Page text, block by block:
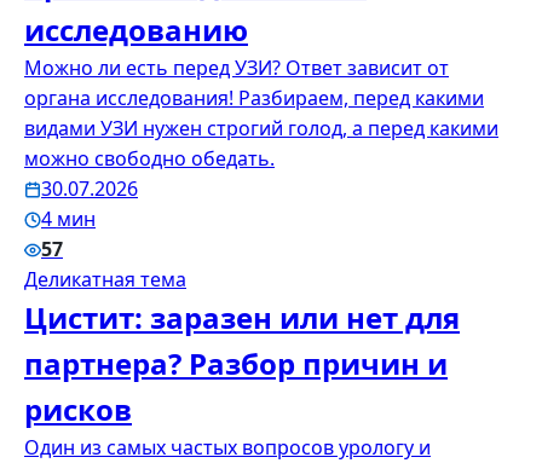
исследованию
Можно ли есть перед УЗИ? Ответ зависит от
органа исследования! Разбираем, перед какими
видами УЗИ нужен строгий голод, а перед какими
можно свободно обедать.
30.07.2026
4 мин
57
Деликатная тема
Цистит: заразен или нет для
партнера? Разбор причин и
рисков
Один из самых частых вопросов урологу и